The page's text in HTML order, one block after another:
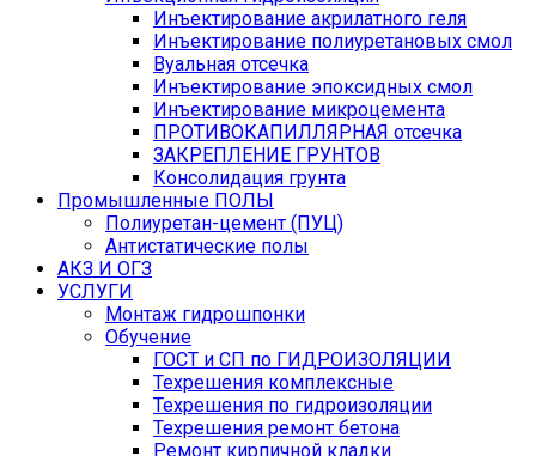
Инъектирование акрилатного геля
Инъектирование полиуретановых смол
Вуальная отсечка
Инъектирование эпоксидных смол
Инъектирование микроцемента
ПРОТИВОКАПИЛЛЯРНАЯ отсечка
ЗАКРЕПЛЕНИЕ ГРУНТОВ
Консолидация грунта
Промышленные ПОЛЫ
Полиуретан-цемент (ПУЦ)
Антистатические полы
АКЗ И ОГЗ
УСЛУГИ
Монтаж гидрошпонки
Обучение
ГОСТ и СП по ГИДРОИЗОЛЯЦИИ
Техрешения комплексные
Техрешения по гидроизоляции
Техрешения ремонт бетона
Ремонт кирпичной кладки